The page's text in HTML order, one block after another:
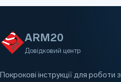
ARM20
Довідковий центр
Покрокові інструкції для